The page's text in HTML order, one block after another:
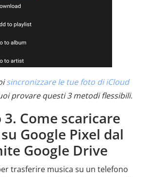
sincronizzare le tue foto di iCloud
provare questi 3 metodi flessibili.
Come scaricare
Google Pixel dal
Google Drive
trasferire musica su un telefono